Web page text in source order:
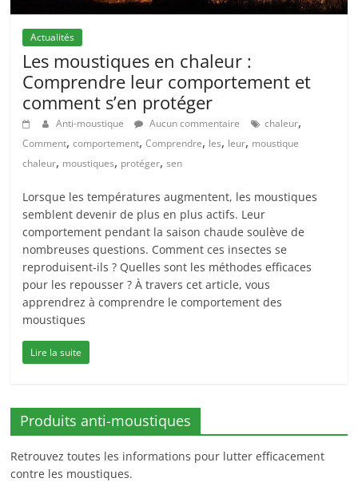
Actualités
Les moustiques en chaleur :
Comprendre leur comportement et
comment s’en protéger
Anti-moustique Aucun commentaire chaleur,
Comment,comportement,Comprendre, les, leur, moustique
chaleur, moustiques, protéger,sen
Lorsque les températures augmentent, les moustiques
semblent devenir de plus en plus actifs. Leur
comportement pendant la saison chaude soulève de
nombreuses questions. Comment ces insectes se
reproduisent-ils ? Quelles sont les méthodes efficaces
pour les repousser ? À travers cet article, vous
apprendrez à comprendre le comportement des
moustiques
Lire la suite
Produits anti-moustiques
Retrouvez toutes les informations pour lutter efficacement
contre les moustiques.